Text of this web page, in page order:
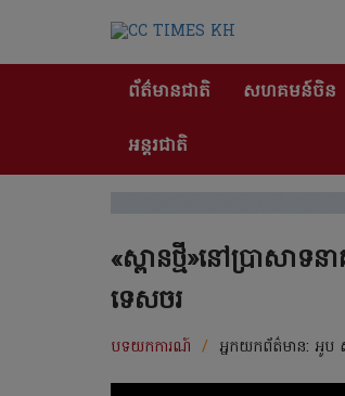
ព័ត៌មានជាតិ សហគមន៍ចិន
អន្តរជាតិ
«ស្ពានថ្មី»នៅប្រាសាទ
ទេសចរ
បទយកការណ៍ / អ្នកយកព័ត៌មាន: អូប